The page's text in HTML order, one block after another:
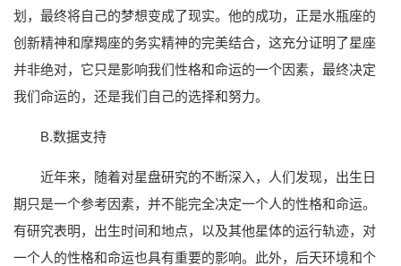
划，最终将自己的梦想变成了现实。他的成功，正是水瓶座的
创新精神和摩羯座的务实精神的完美结合，这充分证明了星座
并非绝对，它只是影响我们性格和命运的一个因素，最终决定
我们命运的，还是我们自己的选择和努力。
B.数据支持
近年来，随着对星盘研究的不断深入，人们发现，出生日
期只是一个参考因素，并不能完全决定一个人的性格和命运。
有研究表明，出生时间和地点，以及其他星体的运行轨迹，对
一个人的性格和命运也具有重要的影响。此外，后天环境和个